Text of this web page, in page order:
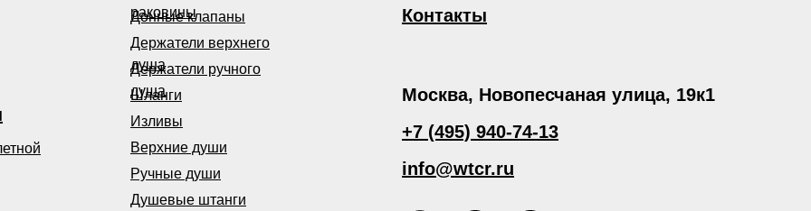
раковины
Донные клапаны
Контакты
Держатели верхнего
душа
Держатели ручного
душа
Шланги
Изливы
Верхние души
Ручные души
Москва, Новопесчаная улица, 19к1
info@wtcr.ru
+7 (495) 940-74-13
Душевые штанги